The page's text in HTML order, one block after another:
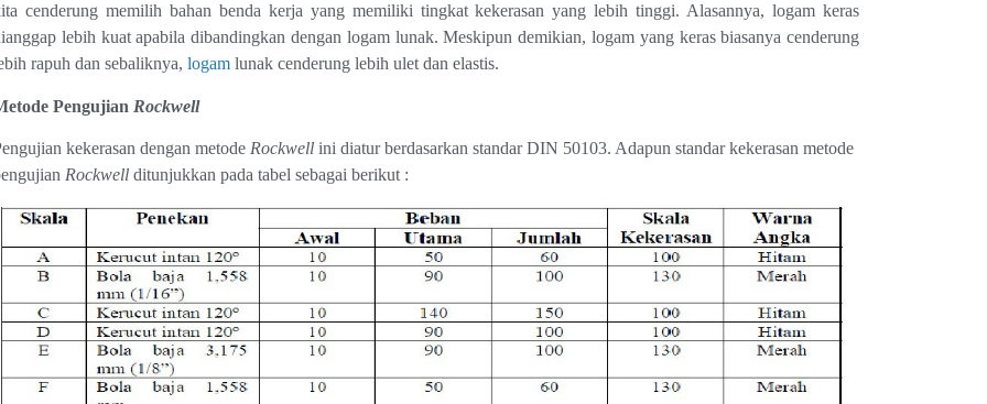
cenderung memilih bahan benda kerja yang memiliki tingkat kekerasan yang lebih tinggi. Alasannya, logam keras
lebih kuat apabila dibandingkan dengan logam lunak. Meskipun demikian, logam yang keras biasanya cenderung
rapuh dan sebaliknya, logamlunak cenderung lebih ulet dan elastis.
Pengujian Rockwell
kekerasan dengan metode Rockwellini diatur berdasarkan standar DIN 50103. Adapun standar kekerasan metode
Rockwellditunjukkan pada tabel sebagai berikut :